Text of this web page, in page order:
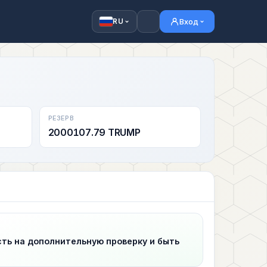
RU Вход
РЕЗЕРВ
2000107.79 TRUMP
на дополнительную проверку и быть